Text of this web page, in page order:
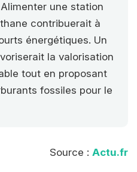
une station
contribuerait à
énergétiques. Un
la valorisation
tout en proposant
fossiles pour le
Source : Actu.fr